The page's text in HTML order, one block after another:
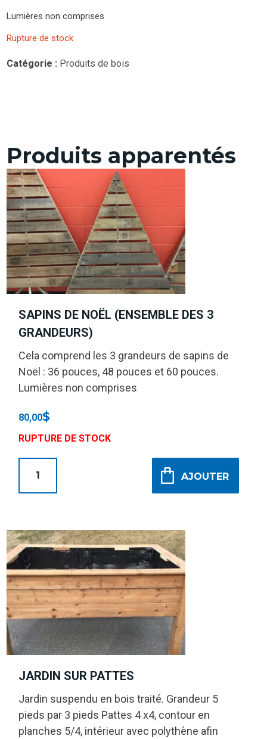
Lumières non comprises
Rupture de stock
Catégorie : Produits de bois
Produits apparentés
SAPINS DE NOËL (ENSEMBLE DES 3
GRANDEURS)
Cela comprend les 3 grandeurs de sapins de
Noël : 36 pouces, 48 pouces et 60 pouces.
Lumières non comprises
80,00$
RUPTURE DE STOCK
AJOUTER
JARDIN SUR PATTES
Jardin suspendu en bois traité. Grandeur 5
pieds par 3 pieds Pattes 4 x4, contour en
planches 5/4, intérieur avec polythène afin